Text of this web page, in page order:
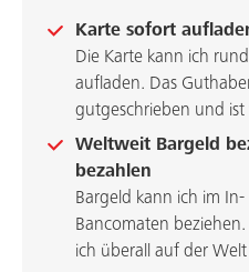
Karte sofort
Die Karte kann ich
aufladen. Das
gutgeschrieben und ist
Weltweit Bargeld
bezahlen
Bargeld kann ich im
Bancomaten
ich überall auf der